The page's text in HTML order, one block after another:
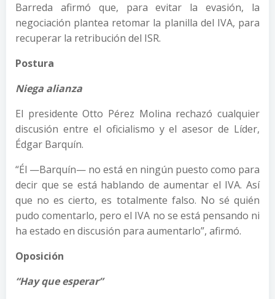
Barreda afirmó que, para evitar la evasión, la
negociación plantea retomar la planilla del IVA, para
recuperar la retribución del ISR.
Postura
Niega alianza
El presidente Otto Pérez Molina rechazó cualquier
discusión entre el oficialismo y el asesor de Líder,
Édgar Barquín.
“Él —Barquín— no está en ningún puesto como para
decir que se está hablando de aumentar el IVA. Así
que no es cierto, es totalmente falso. No sé quién
pudo comentarlo, pero el IVA no se está pensando ni
ha estado en discusión para aumentarlo”, afirmó.
Oposición
“Hay que esperar”